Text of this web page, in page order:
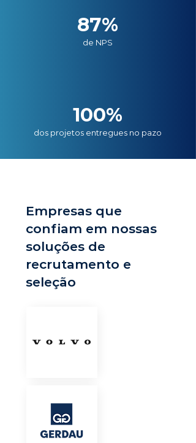
87%
de NPS
100%
dos projetos entregues no pazo
Empresas que
confiam em nossas
soluções de
recrutamento e
seleção